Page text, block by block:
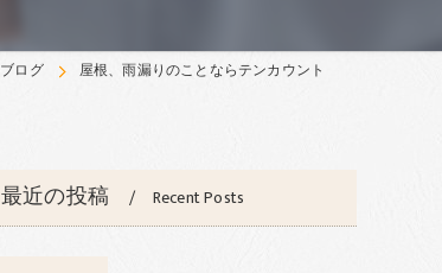
ブログ 屋根、雨漏りのことならテンカウント
最近の投稿 Recent Posts